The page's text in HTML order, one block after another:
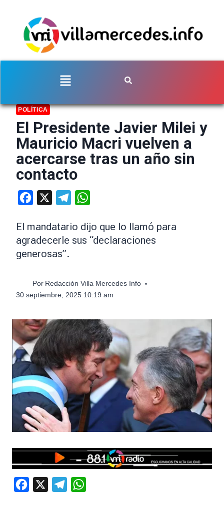
POLÍTICA
El Presidente Javier Milei y
Mauricio Macri vuelven a
acercarse tras un año sin
contacto
Facebook Telegram
El mandatario dijo que lo llamó para
agradecerle sus “declaraciones
generosas”.
Por Redacción Villa Mercedes Info
30 septiembre, 2025 10:19 am